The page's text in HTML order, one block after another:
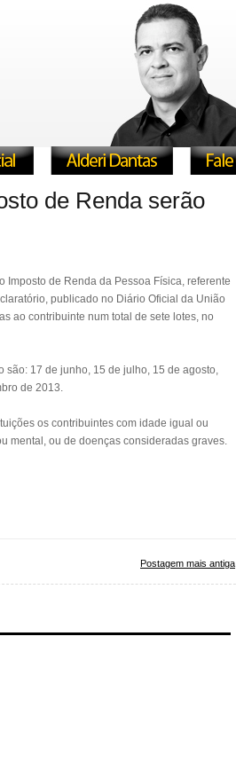
de Renda serão
de Renda da Pessoa Física, referente
publicado no Diário Oficial da União
ao contribuinte num total de sete lotes, no
são: 17 de junho, 15 de julho, 15 de agosto,
de 2013.
os contribuintes com idade igual ou
mental, ou de doenças consideradas graves.
Postagem mais antiga